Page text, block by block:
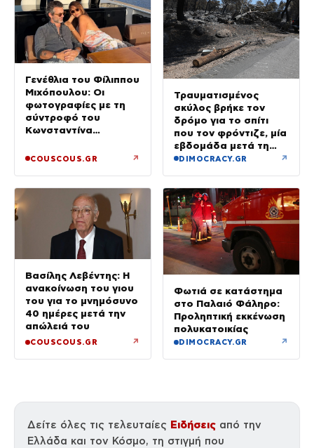
Γενέθλια του Φίλιππου
Μιχόπουλου: Οι
φωτογραφίες με τη
σύντροφό του
Κωνσταντίνα
δημόσιο «Σ’ αγαπώ»
COUSCOUS.GR ↗
Τραυματισμένος
σκύλος βρήκε τον
δρόμο για το σπίτι
που τον φρόντιζε, μία
εβδομάδα μετά τη
φωτιά στο Πόρτο
DIMOCRACY.GR ↗
Βασίλης Λεβέντης: Η
ανακοίνωση του γιου
του για το μνημόσυνο
40 ημέρες μετά την
απώλειά του
COUSCOUS.GR ↗
Φωτιά σε κατάστημα
στο Παλαιό Φάληρο:
Προληπτική εκκένωση
πολυκατοικίας
DIMOCRACY.GR ↗
Δείτε όλες τις τελευταίες Ειδήσεις από την
Ελλάδα και τον Κόσμο, τη στιγμή που